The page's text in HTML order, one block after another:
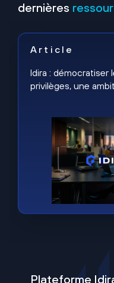
dernières
Article
Idira : démocratiser
privilèges, une
Plateforme